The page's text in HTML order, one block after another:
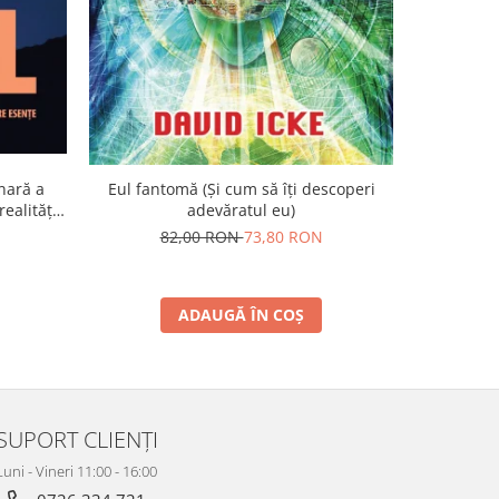
a
Eul fantomă (Și cum să îți descoperi
adevăratul eu)
82,00 RON73,80 RON
ADAUGĂ ÎN COȘ
CLIENȚI
- Vineri 11:00 - 16:00